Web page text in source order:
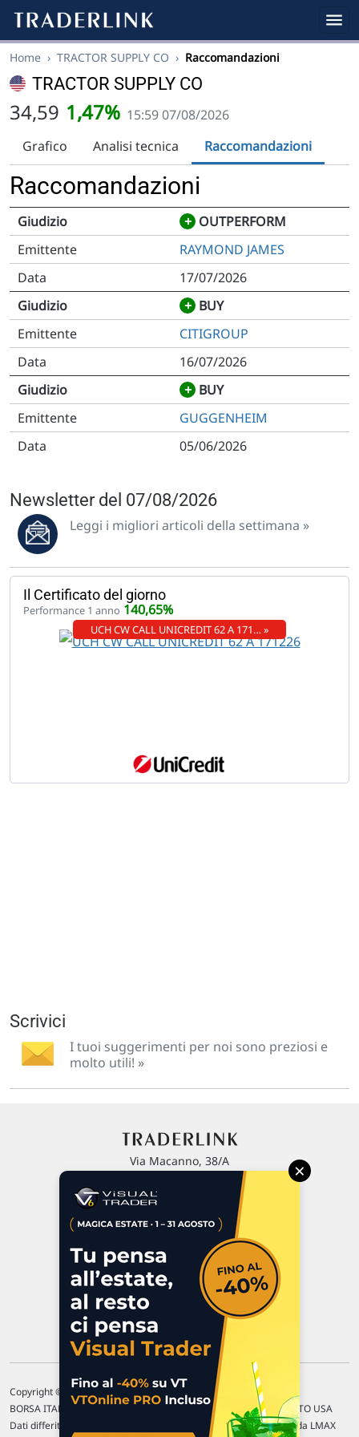
Home › TRACTOR SUPPLY CO › Raccomandazioni
TRACTOR SUPPLY CO
34,59 1,47% 15:59 07/08/2026
Grafico
Analisi tecnica Raccomandazioni
Raccomandazioni
+ OUTPERFORM
RAYMOND JAMES
17/07/2026
+ BUY
CITIGROUP
16/07/2026
+ BUY
GUGGENHEIM
05/06/2026
Newsletter del 07/08/2026
Leggi i migliori articoli della settimana »
Il Certificato del giorno
Performance 1 anno 140,65%
UCH CW CALL UNICREDIT 62 A 171… »
Scrivici
I tuoi suggerimenti per noi sono preziosi e
molto utili! »
Via Macanno, 38/A
P.IVA 02 452 460 401
Commenti e segnalazioni
Contattaci
Copyright © 1996-2026 Traderlink Italia s.r.l.
BORSA ITALIANA Quotazioni di borsa differite di 15 min. / MERCATO USA
Dati differiti di 15 min. (fonte Intrinio) / FOREX Quotazioni fornite da LMAX
×